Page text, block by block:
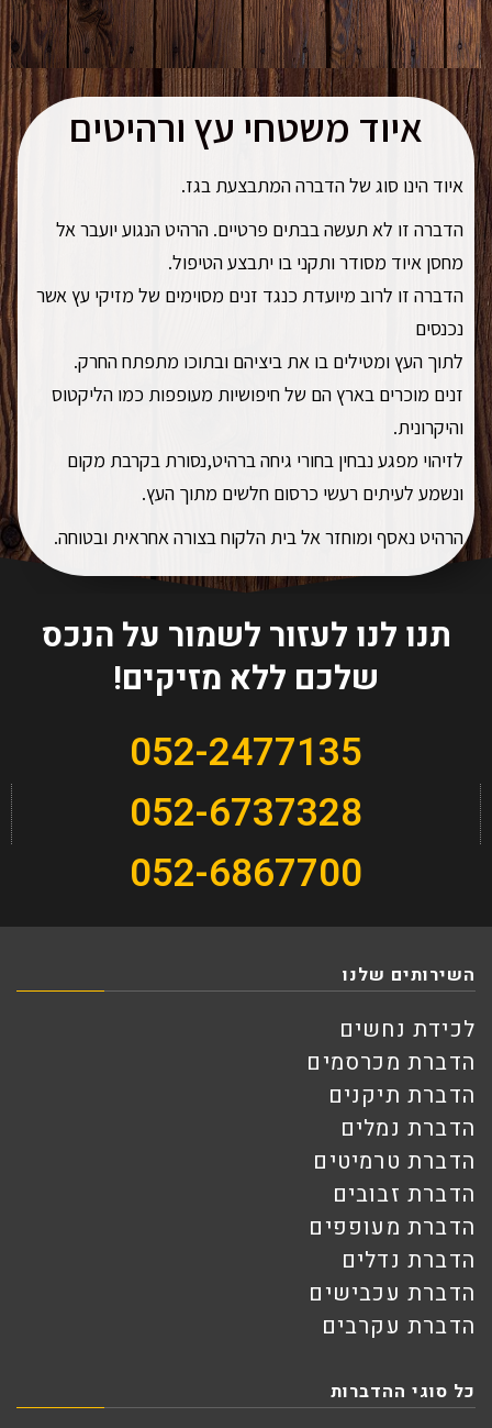
איוד משטחי עץ ורהיטים
איוד הינו סוג של הדברה המתבצעת בגז.
הדברה זו לא תעשה בבתים פרטיים. הרהיט הנגוע יועבר אל
מחסן איוד מסודר ותקני בו יתבצע הטיפול.
הדברה זו לרוב מיועדת כנגד זנים מסוימים של מזיקי עץ אשר
נכנסים
לתוך העץ ומטילים בו את ביציהם ובתוכו מתפתח החרק.
זנים מוכרים בארץ הם של חיפושיות מעופפות כמו הליקטוס
והיקרונית.
לזיהוי מפגע נבחין בחורי גיחה ברהיט,נסורת בקרבת מקום
ונשמע לעיתים רעשי כרסום חלשים מתוך העץ.
הרהיט נאסף ומוחזר אל בית הלקוח בצורה אחראית ובטוחה.
תנו לנו לעזור לשמור על הנכס
שלכם ללא מזיקים!
052-2477135
052-6737328
052-6867700
השירותים שלנו
לכידת נחשים
הדברת מכרסמים
הדברת תיקנים
הדברת נמלים
הדברת טרמיטים
הדברת זבובים
הדברת מעופפים
הדברת נדלים
הדברת עכבישים
הדברת עקרבים
כל סוגי ההדברות